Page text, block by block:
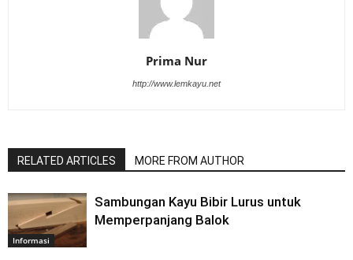
Prima Nur
http://www.lemkayu.net
RELATED ARTICLES MORE FROM AUTHOR
Informasi
Sambungan Kayu Bibir Lurus untuk
Memperpanjang Balok